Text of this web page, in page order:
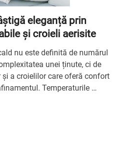
eleganță prin
și croieli aerisite
nu este definită de numărul
unei ținute, ci de
și a croielilor care oferă confort
Temperaturile …